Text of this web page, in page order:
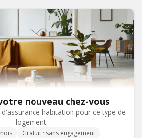
nouveau chez-vous
habitation pour ce type de
logement.
Gratuit · sans engagement